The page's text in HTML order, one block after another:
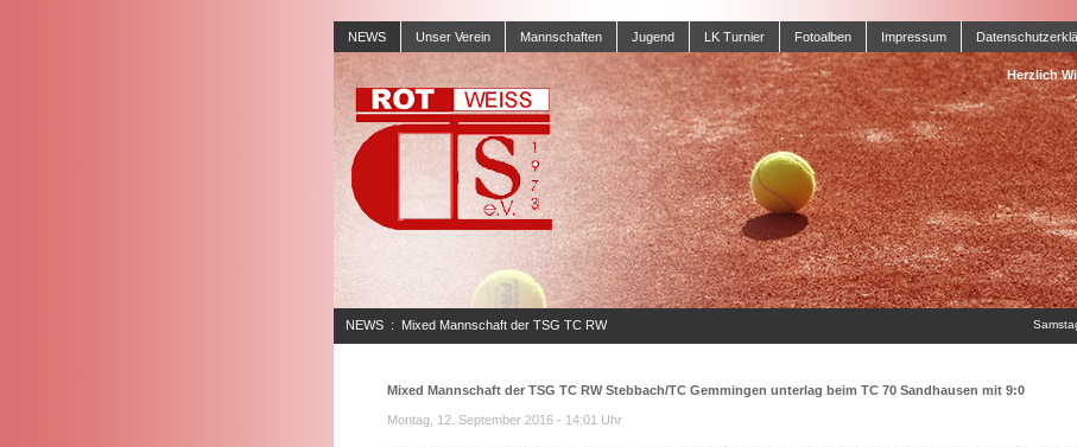
NEWS Unser Verein Mannschaften Jugend LK Turnier Fotoalben Impressum
Herzlich
NEWS : Mixed Mannschaft der TSG TC RW
70 Sandhausen mit 9:0
Mixed Mannschaft der TSG TC RW Stebbach/TC Gemmingen unterlag beim TC 70 Sandhausen mit 9:0
Montag, 12. September 2016 - 14:01 Uhr